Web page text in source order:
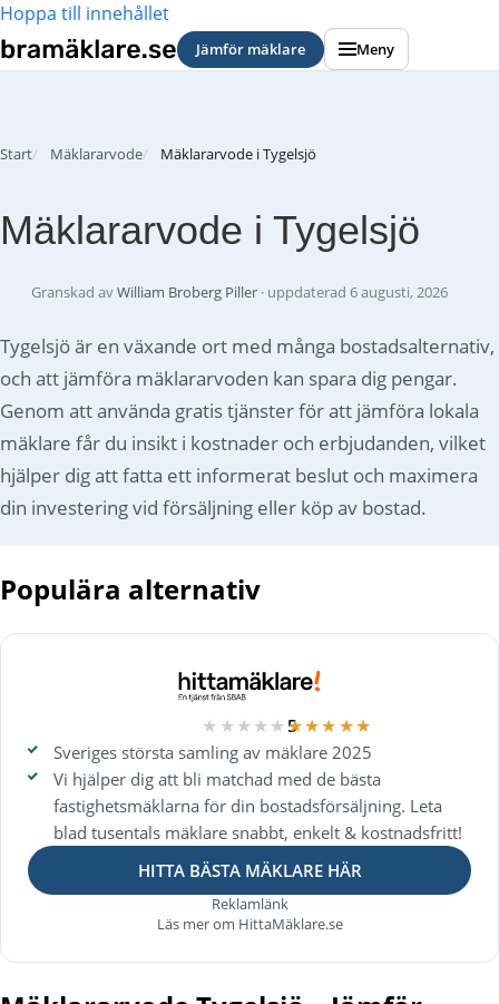
Hoppa till innehållet
Meny
Jämför mäklare
Start Mäklararvode Mäklararvode i Tygelsjö
Mäklararvode i Tygelsjö
Granskad avWilliam Broberg Piller · uppdaterad 6 augusti, 2026
Tygelsjö är en växande ort med många bostadsalternativ,
och att jämföra mäklararvoden kan spara dig pengar.
Genom att använda gratis tjänster för att jämföra lokala
mäklare får du insikt i kostnader och erbjudanden, vilket
hjälper dig att fatta ett informerat beslut och maximera
din investering vid försäljning eller köp av bostad.
Populära alternativ
★★★★★★★★★★
5
Sveriges största samling av mäklare 2025
Vi hjälper dig att bli matchad med de bästa
fastighetsmäklarna för din bostadsförsäljning. Leta
blad tusentals mäklare snabbt, enkelt & kostnadsfritt!
HITTA BÄSTA MÄKLARE HÄR
Reklamlänk
Läs mer om HittaMäklare.se